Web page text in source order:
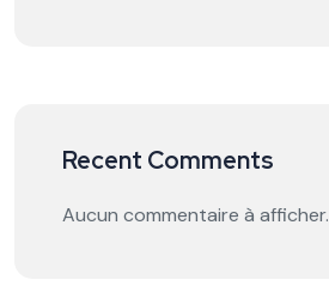
Recent Comments
Aucun commentaire à afficher.